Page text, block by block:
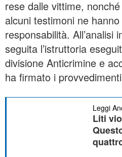
rese dalle vittime,
alcuni testimoni ne
responsabilità. All’analisi
seguita l’istruttoria
divisione Anticrimine e
ha firmato i
Leggi
Liti